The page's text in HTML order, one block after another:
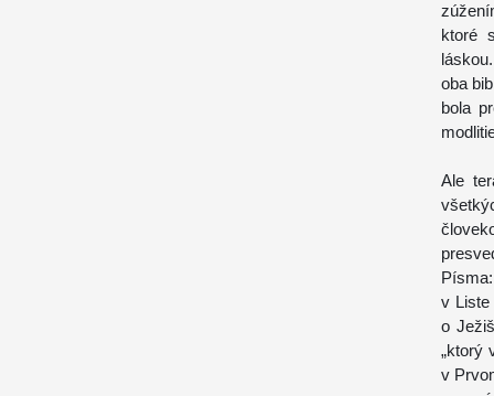
ktoré
oba
bola
Ale
v Liste
o
„ktorý
v